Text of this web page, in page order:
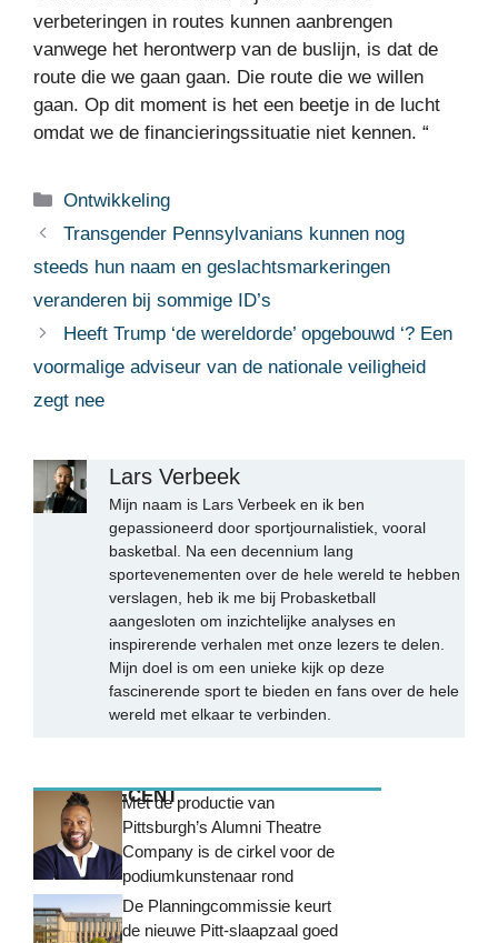
verbeteringen in routes kunnen aanbrengen
vanwege het herontwerp van de buslijn, is dat de
route die we gaan gaan. Die route die we willen
gaan. Op dit moment is het een beetje in de lucht
omdat we de financieringssituatie niet kennen. “
Categorieën
Ontwikkeling
Transgender Pennsylvanians kunnen nog
steeds hun naam en geslachtsmarkeringen
veranderen bij sommige ID’s
Heeft Trump ‘de wereldorde’ opgebouwd ‘? Een
voormalige adviseur van de nationale veiligheid
zegt nee
Lars Verbeek
Mijn naam is Lars Verbeek en ik ben
gepassioneerd door sportjournalistiek, vooral
basketbal. Na een decennium lang
sportevenementen over de hele wereld te hebben
verslagen, heb ik me bij Probasketball
aangesloten om inzichtelijke analyses en
inspirerende verhalen met onze lezers te delen.
Mijn doel is om een unieke kijk op deze
fascinerende sport te bieden en fans over de hele
wereld met elkaar te verbinden.
MEEST RECENTMet de productie van
Pittsburgh’s Alumni Theatre
Company is de cirkel voor de
podiumkunstenaar rond
De Planningcommissie keurt
de nieuwe Pitt-slaapzaal goed